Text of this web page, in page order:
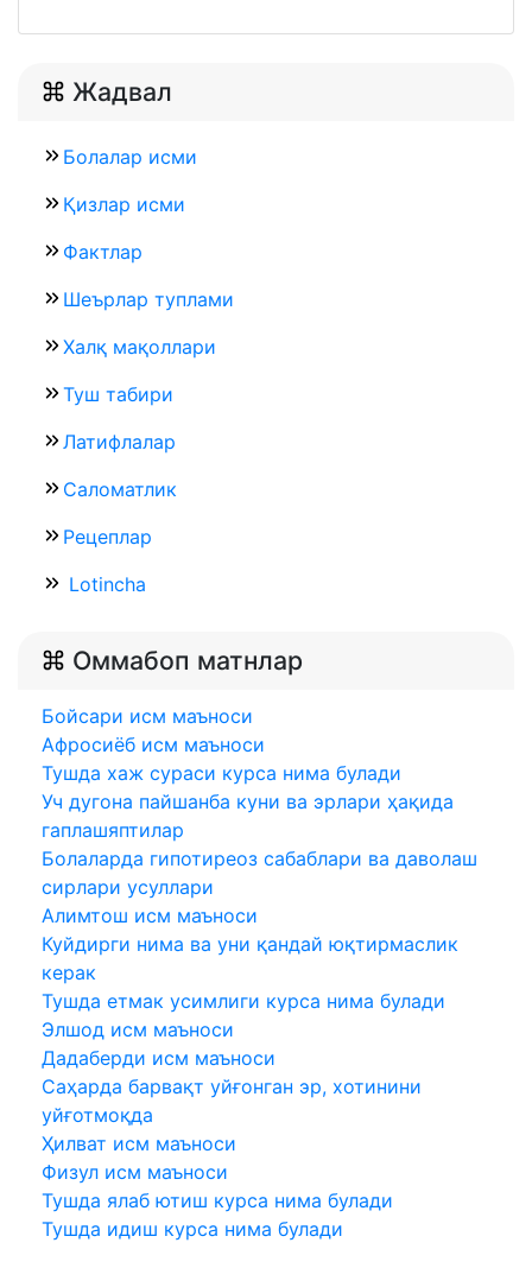
Жадвал
Болалар исми
Қизлар исми
Фактлар
Шеърлар туплами
Халқ мақоллари
Туш табири
Латифлалар
Саломатлик
Рецеплар
Lotincha
Оммабоп матнлар
Бойсари исм маъноси
Афросиёб исм маъноси
Тушда хаж сураси курса нима булади
Уч дугона пайшанба куни ва эрлари ҳақида
гаплашяптилар
Болаларда гипотиреоз сабаблари ва даволаш
сирлари усуллари
Алимтош исм маъноси
Куйдирги нима ва уни қандай юқтирмаслик
керак
Тушда етмак усимлиги курса нима булади
Элшод исм маъноси
Дадаберди исм маъноси
Саҳарда барвақт уйғонган эр, хотинини
уйғотмоқда
Ҳилват исм маъноси
Физул исм маъноси
Тушда ялаб ютиш курса нима булади
Тушда идиш курса нима булади